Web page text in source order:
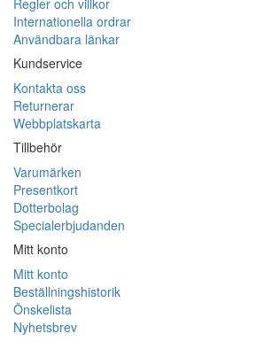
Regler och villkor
Internationella ordrar
Användbara länkar
Kundservice
Kontakta oss
Returnerar
Webbplatskarta
Tillbehör
Varumärken
Presentkort
Dotterbolag
Specialerbjudanden
Mitt konto
Mitt konto
Beställningshistorik
Önskelista
Nyhetsbrev